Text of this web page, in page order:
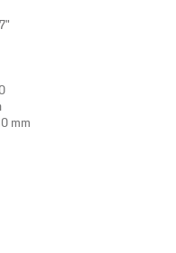
mm